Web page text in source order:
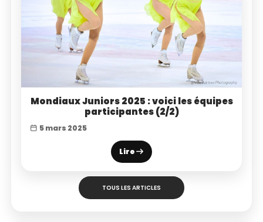
Mondiaux Juniors 2025 : voici les équipes
participantes (2/2)
5 mars 2025
Lire
TOUS LES ARTICLES